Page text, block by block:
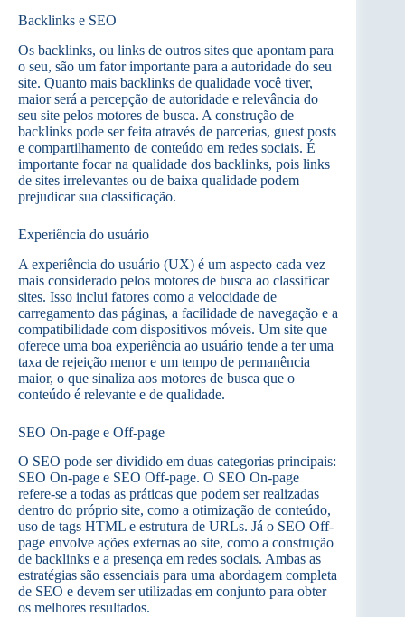
Backlinks e SEO
Os backlinks, ou links de outros sites que apontam para
o seu, são um fator importante para a autoridade do seu
site. Quanto mais backlinks de qualidade você tiver,
maior será a percepção de autoridade e relevância do
seu site pelos motores de busca. A construção de
backlinks pode ser feita através de parcerias, guest posts
e compartilhamento de conteúdo em redes sociais. É
importante focar na qualidade dos backlinks, pois links
de sites irrelevantes ou de baixa qualidade podem
prejudicar sua classificação.
Experiência do usuário
A experiência do usuário (UX) é um aspecto cada vez
mais considerado pelos motores de busca ao classificar
sites. Isso inclui fatores como a velocidade de
carregamento das páginas, a facilidade de navegação e a
compatibilidade com dispositivos móveis. Um site que
oferece uma boa experiência ao usuário tende a ter uma
taxa de rejeição menor e um tempo de permanência
maior, o que sinaliza aos motores de busca que o
conteúdo é relevante e de qualidade.
SEO On-page e Off-page
O SEO pode ser dividido em duas categorias principais:
SEO On-page e SEO Off-page. O SEO On-page
refere-se a todas as práticas que podem ser realizadas
dentro do próprio site, como a otimização de conteúdo,
uso de tags HTML e estrutura de URLs. Já o SEO Off-
page envolve ações externas ao site, como a construção
de backlinks e a presença em redes sociais. Ambas as
estratégias são essenciais para uma abordagem completa
de SEO e devem ser utilizadas em conjunto para obter
os melhores resultados.